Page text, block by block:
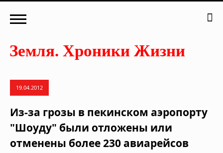
19.04.2012
Из-за грозы в пекинском аэропорту
"Шоуду" были отложены или
отменены более 230 авиарейсов